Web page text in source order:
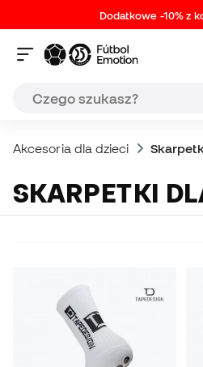
Dodatkowe -10% z
Akcesoria dla dzieci
SKARPETKI